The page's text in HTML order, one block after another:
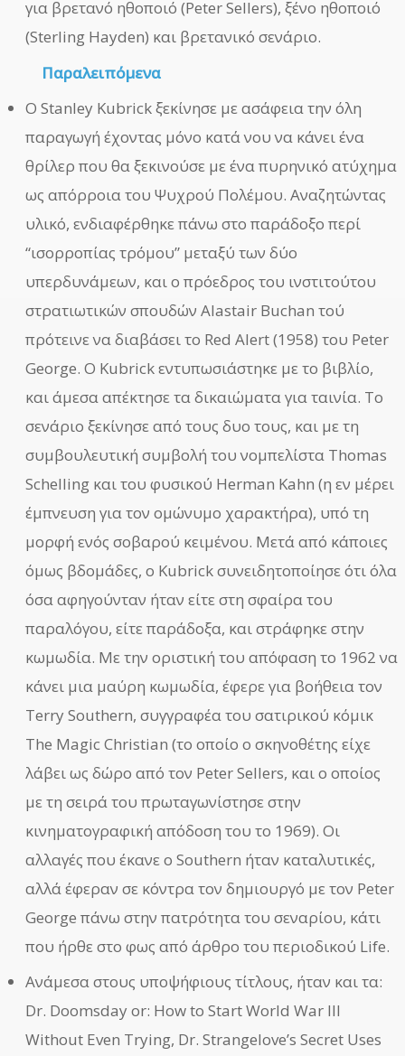
για βρετανό ηθοποιό (Peter Sellers), ξένο ηθοποιό
(Sterling Hayden) και βρετανικό σενάριο.
Παραλειπόμενα
Ο Stanley Kubrick ξεκίνησε με ασάφεια την όλη
παραγωγή έχοντας μόνο κατά νου να κάνει ένα
θρίλερ που θα ξεκινούσε με ένα πυρηνικό ατύχημα
ως απόρροια του Ψυχρού Πολέμου. Αναζητώντας
υλικό, ενδιαφέρθηκε πάνω στο παράδοξο περί
“ισορροπίας τρόμου” μεταξύ των δύο
υπερδυνάμεων, και ο πρόεδρος του ινστιτούτου
στρατιωτικών σπουδών Alastair Buchan τού
πρότεινε να διαβάσει το Red Alert (1958) του Peter
George. Ο Kubrick εντυπωσιάστηκε με το βιβλίο,
και άμεσα απέκτησε τα δικαιώματα για ταινία. Το
σενάριο ξεκίνησε από τους δυο τους, και με τη
συμβουλευτική συμβολή του νομπελίστα Thomas
Schelling και του φυσικού Herman Kahn (η εν μέρει
έμπνευση για τον ομώνυμο χαρακτήρα), υπό τη
μορφή ενός σοβαρού κειμένου. Μετά από κάποιες
όμως βδομάδες, ο Kubrick συνειδητοποίησε ότι όλα
όσα αφηγούνταν ήταν είτε στη σφαίρα του
παραλόγου, είτε παράδοξα, και στράφηκε στην
κωμωδία. Με την οριστική του απόφαση το 1962 να
κάνει μια μαύρη κωμωδία, έφερε για βοήθεια τον
Terry Southern, συγγραφέα του σατιρικού κόμικ
The Magic Christian (το οποίο ο σκηνοθέτης είχε
λάβει ως δώρο από τον Peter Sellers, και ο οποίος
με τη σειρά του πρωταγωνίστησε στην
κινηματογραφική απόδοση του το 1969). Οι
αλλαγές που έκανε ο Southern ήταν καταλυτικές,
αλλά έφεραν σε κόντρα τον δημιουργό με τον Peter
George πάνω στην πατρότητα του σεναρίου, κάτι
που ήρθε στο φως από άρθρο του περιοδικού Life.
Ανάμεσα στους υποψήφιους τίτλους, ήταν και τα:
Dr. Doomsday or: How to Start World War III
Without Even Trying, Dr. Strangelove’s Secret Uses